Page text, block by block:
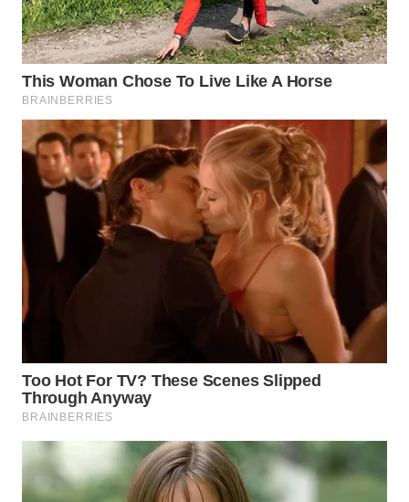
MALUT
WN
DAIRI
WN
DANAU
TOBA
WN
NIAS
TAPANULI
SELATAN
LESUNG